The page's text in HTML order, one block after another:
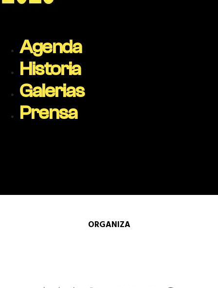
Agenda
Historia
Galerias
Prensa
ORGANIZA